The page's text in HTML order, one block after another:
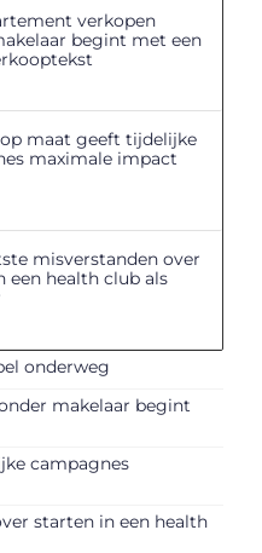
verkopen
begint met een
maat geeft tijdelijke
maximale impact
misverstanden over
een health club als
onderweg
makelaar begint
campagnes
starten in een health